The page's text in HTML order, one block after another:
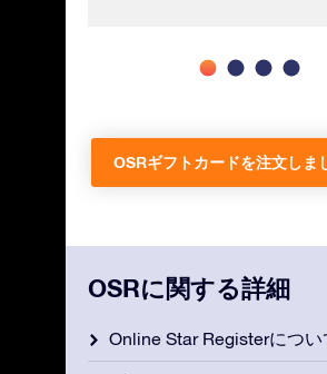
OSRギフトカードを注文しま
OSRに関する詳細
Online Star Registerについ